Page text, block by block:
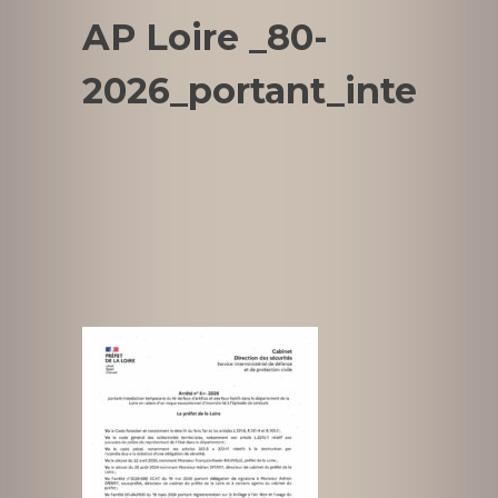
AP Loire _80-